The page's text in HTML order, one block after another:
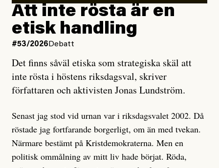
rörelsen. Eller så har en inga bevis, bara misstankar,
och då ska en efterforska diskret, just för att inte skapa
oro inom rörelsen.
Artikeln undersöker inte, som ETC påstår, ”vad som
är sant, vad som är rykten”, utan den bidrar bara till
ännu mer ryktesspridning. Det finns inte ett enda bevis
misstänkta personen är en infiltratör. Det som läsaren
får veta är att personen har ändrat sina politiska åsikter
under åren, att den har raderat tidigare innehåll på sina
sociala medier, att artikelns författare inte förstår sig
Att inte rösta är en
etisk handling
#53/2026 Debatt
Det finns såväl etiska som strategiska skäl att
inte rösta i höstens riksdagsval, skriver
författaren och aktivisten Jonas Lundström.
Senast jag stod vid urnan var i riksdagsvalet 2002. Då
röstade jag fortfarande borgerligt, om än med tvekan.
Närmare bestämt på Kristdemokraterna. Men en
politisk ommålning av mitt liv hade börjat. Röda,